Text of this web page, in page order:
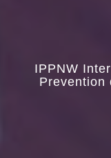
IPPNW
Prevention